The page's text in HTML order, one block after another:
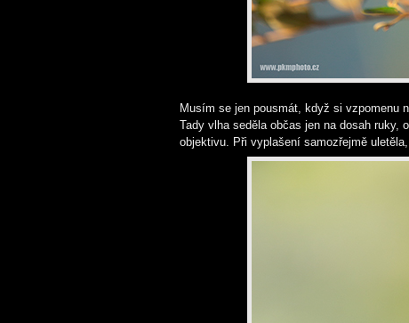
Musím se jen pousmát, když si vzpomenu
Tady vlha seděla občas jen na dosah
objektivu. Při vyplašení samozřejmě